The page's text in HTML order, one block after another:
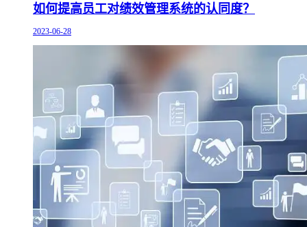
如何提高员工对绩效管理系统的认同度？
2023-06-28